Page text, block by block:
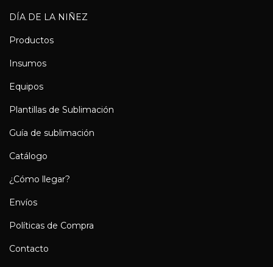
DÍA DE LA NIÑEZ
Productos
Insumos
Equipos
Plantillas de Sublimación
Guía de sublimación
Catálogo
¿Cómo llegar?
Envíos
Políticas de Compra
Contacto